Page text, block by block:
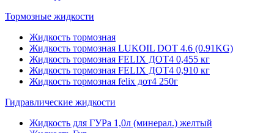
Тормозные жидкости
Жидкость тормозная
Жидкость тормозная LUKOIL DOT 4.6 (0.91KG)
Жидкость тормозная FELIX ДОТ4 0,455 кг
Жидкость тормозная FELIX ДОТ4 0,910 кг
Жидкость тормозная felix дот4 250г
Гидравлические жидкости
Жидкость для ГУРа 1,0л (минерал.) желтый